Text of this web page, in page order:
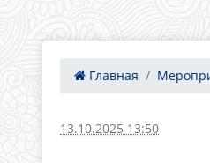
Главная
13.10.2025 13:50